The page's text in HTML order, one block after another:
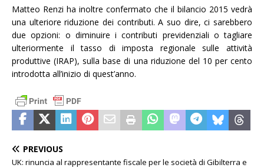
Matteo Renzi ha inoltre confermato che il bilancio 2015 vedrà
una ulteriore riduzione dei contributi. A suo dire, ci sarebbero
due opzioni: o diminuire i contributi previdenziali o tagliare
ulteriormente il tasso di imposta regionale sulle attività
produttive (IRAP), sulla base di una riduzione del 10 per cento
introdotta all’inizio di quest’anno.
PREVIOUS
UK: rinuncia al rappresentante fiscale per le società di Gibilterra e